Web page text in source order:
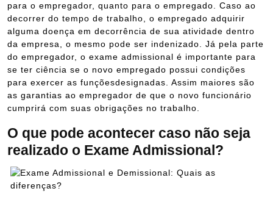
para o empregador, quanto para o empregado. Caso ao
decorrer do tempo de trabalho, o empregado adquirir
alguma doença em decorrência de sua atividade dentro
da empresa, o mesmo pode ser indenizado. Já pela parte
do empregador, o exame admissional é importante para
se ter ciência se o novo empregado possui condições
para exercer as funçõesdesignadas. Assim maiores são
as garantias ao empregador de que o novo funcionário
cumprirá com suas obrigações no trabalho.
O que pode acontecer caso não seja
realizado o Exame Admissional?